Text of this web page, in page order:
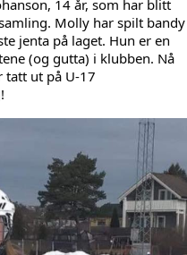
14 år, som har blitt
Molly har spilt
jenta på laget. Hun er en
(og gutta) i klubben. Nå
tatt ut på U-17